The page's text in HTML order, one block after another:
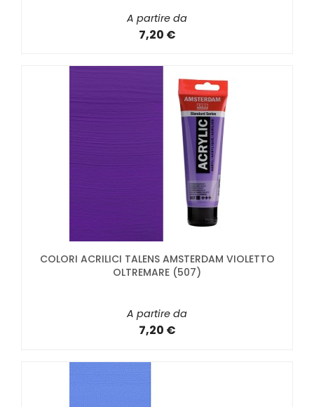
A partire da
7,20 €
COLORI ACRILICI TALENS AMSTERDAM VIOLETTO
OLTREMARE (507)
A partire da
7,20 €